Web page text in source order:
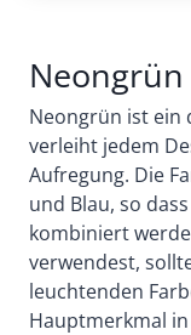
Neongrün
Neongrün ist ein
verleiht jedem
Aufregung. Die
und Blau, so
kombiniert
verwendest,
leuchtenden
Hauptmerkmal